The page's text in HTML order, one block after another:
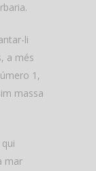
li
a més
1,
massa
qui
mar